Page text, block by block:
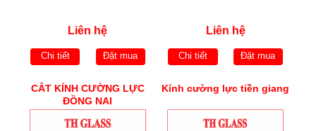
Liên hệ
Chi tiết Đặt mua
Liên hệ
Chi tiết Đặt mua
CẮT KÍNH CƯỜNG LỰC
ĐỒNG NAI
Kính cường lực tiền giang